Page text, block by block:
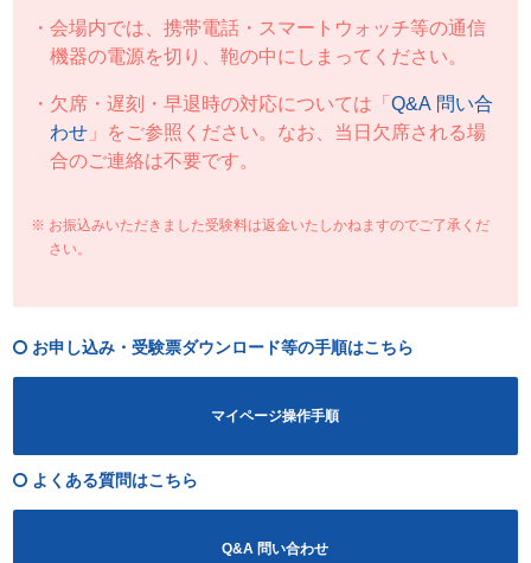
会場内では、携帯電話・スマートウォッチ等の通信
機器の電源を切り、鞄の中にしまってください。
欠席・遅刻・早退時の対応については「Q&A 問い合
わせ 」をご参照ください。なお、当日欠席される場
合のご連絡は不要です。
お振込みいただきました受験料は返金いたしかねますのでご了承くだ
さい。
お申し込み・受験票ダウンロード等の手順はこちら
マイページ操作手順
よくある質問はこちら
Q&A 問い合わせ